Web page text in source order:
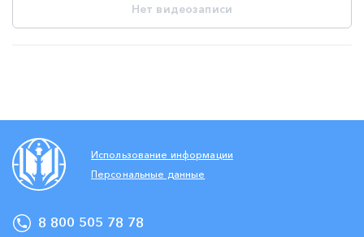
Нет видеозаписи
Использование информации
Персональные данные
8 800 505 78 78